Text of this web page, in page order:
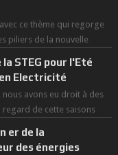
ce thème qui regorge
piliers de la nouvelle
STEG pour l'Eté
Electricité
avons eu droit à des
regard de cette saisons
er de la
des énergies